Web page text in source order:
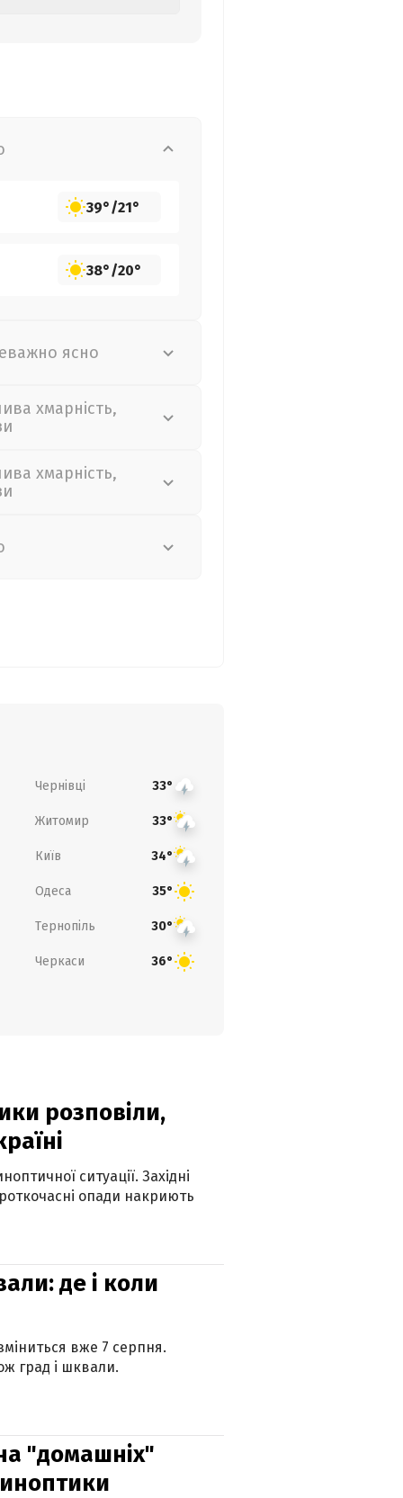
39°/21°
38°/20°
ясно
хмарність,
хмарність,
Чернівці 33°
Житомир 33°
Київ 34°
Одеса 35°
Тернопіль 30°
Черкаси 36°
розповіли,
ситуації. Західні
опади накриють
де і коли
вже 7 серпня.
град і шквали.
"домашніх"